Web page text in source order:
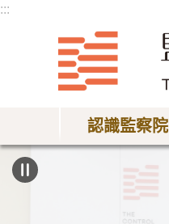
:::
認識監察院
:::